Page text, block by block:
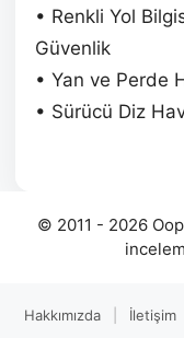
• Renkli Yol
Güvenlik
• Yan ve Perde
• Sürücü Diz
© 2011 - 2026
Hakkımızda İletişim